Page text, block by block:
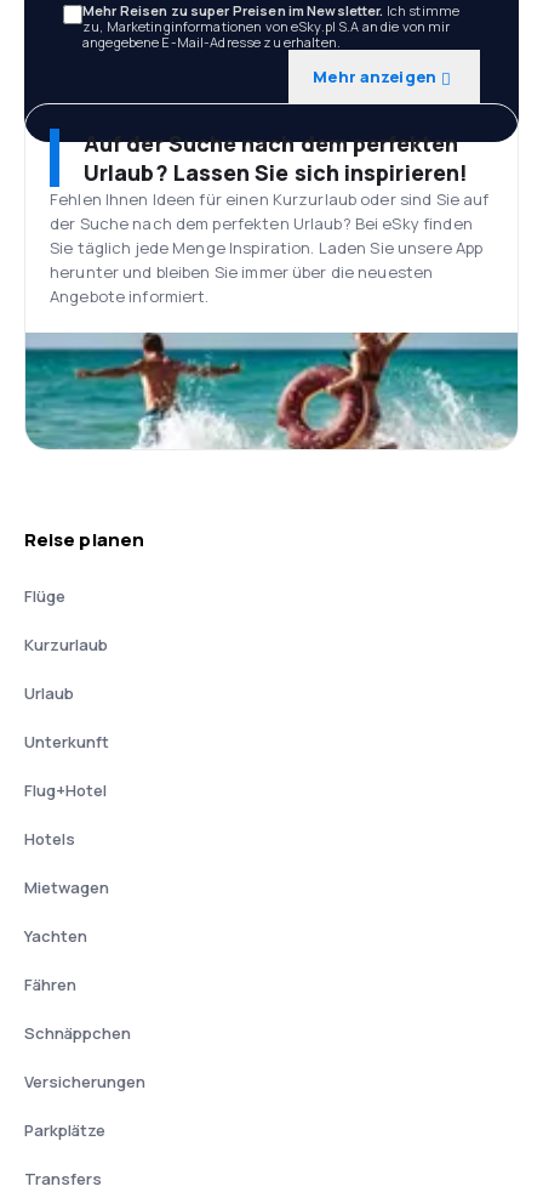
Mehr Reisen zu super Preisen im Newsletter. Ich stimme
zu, Marketinginformationen von eSky.pl S.A an die von mir
angegebene E-Mail-Adresse zu erhalten.
Mehr anzeigen
Auf der Suche nach dem perfekten
Urlaub? Lassen Sie sich inspirieren!
Fehlen Ihnen Ideen für einen Kurzurlaub oder sind Sie auf
der Suche nach dem perfekten Urlaub? Bei eSky finden
Sie täglich jede Menge Inspiration. Laden Sie unsere App
herunter und bleiben Sie immer über die neuesten
Angebote informiert.
Reise planen
Flüge
Kurzurlaub
Urlaub
Unterkunft
Flug+Hotel
Hotels
Mietwagen
Yachten
Fähren
Schnäppchen
Versicherungen
Parkplätze
Transfers